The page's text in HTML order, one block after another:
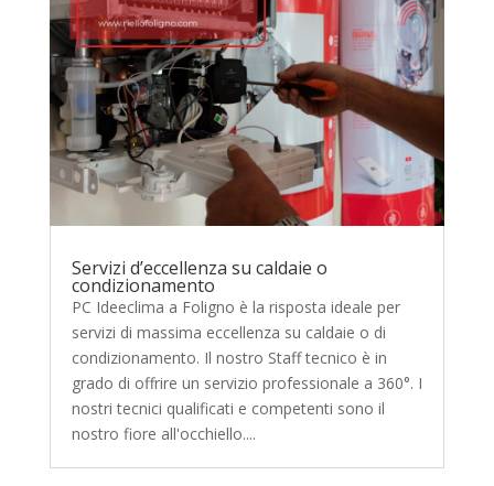
Servizi d’eccellenza su caldaie o
condizionamento
PC Ideeclima a Foligno è la risposta ideale per
servizi di massima eccellenza su caldaie o di
condizionamento. Il nostro Staff tecnico è in
grado di offrire un servizio professionale a 360°. I
nostri tecnici qualificati e competenti sono il
nostro fiore all'occhiello....